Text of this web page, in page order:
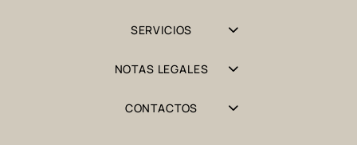
SERVICIOS
NOTAS LEGALES
CONTACTOS